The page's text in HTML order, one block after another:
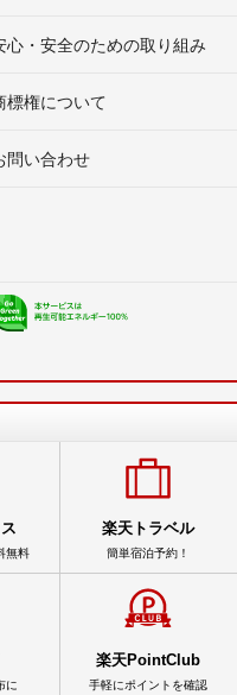
心・安全のための取り組み
標権について
問い合わせ
無料
楽天トラベル
簡単宿泊予約！
に
楽天PointClub
手軽にポイントを確認